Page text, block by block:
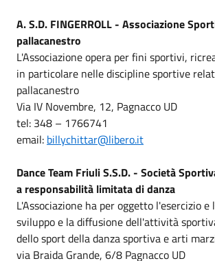
A. S.D. FINGERROLL - Associazione
pallacanestro
L'Associazione opera per fini sportivi,
in particolare nelle discipline sportive
pallacanestro
Via IV Novembre, 12, Pagnacco UD
tel: 348 – 1766741
email: billychittar@libero.it
Dance Team Friuli S.S.D. - Società
a responsabilità limitata di danza
L'Associazione ha per oggetto l'esercizio e
sviluppo e la diffusione dell'attività
dello sport della danza sportiva e arti
via Braida Grande, 6/8 Pagnacco UD